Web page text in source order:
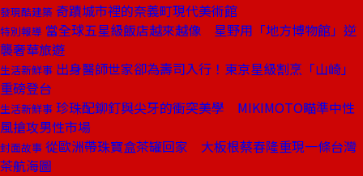
發現酷建築 奇蹟城市裡的奈義町現代美術館
特別報導 當全球五星級飯店越來越像 星野用「地方博物館」逆
襲奢華旅遊
生活新鮮事 出身醫師世家卻為壽司入行！東京星級割烹「山崎」
重磅登台
生活新鮮事 珍珠配鉚釘與尖牙的衝突美學 MIKIMOTO瞄準中性
風搶攻男性市場
封面故事 從歐洲帶珠寶盒茶罐回家 大板根蔡春隆重現一條台灣
茶航海圖